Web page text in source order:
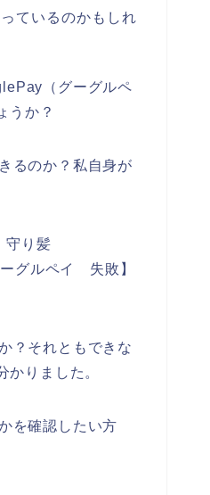
ているのかもしれ
（グーグルペ
うか？
るのか？私自身が
守り髪
グルペイ 失敗】
？それともできな
りました。
を確認したい方